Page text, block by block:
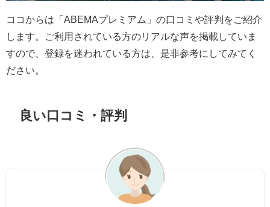
ココからは「ABEMAプレミアム」の口コミや評判をご紹介
します。ご利用されている方のリアルな声を掲載していま
すので、登録を迷われている方は、是非参考にしてみてく
ださい。
良い口コミ・評判